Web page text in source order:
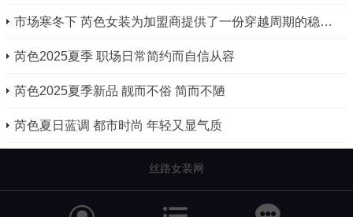
市场寒冬下 芮色女装为加盟商提供了一份穿越周期的稳健选择
芮色2025夏季 职场日常简约而自信从容
芮色2025夏季新品 靓而不俗 简而不陋
芮色夏日蓝调 都市时尚 年轻又显气质
丝路女装网